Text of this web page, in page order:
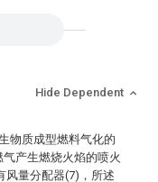
Hide Dependent
物质成型燃料气化的
产生燃烧火焰的喷火
风量分配器(7)，所述